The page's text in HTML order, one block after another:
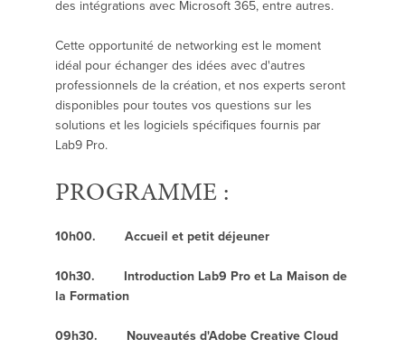
des intégrations avec Microsoft 365, entre autres.
Cette opportunité de networking est le moment
idéal pour échanger des idées avec d'autres
professionnels de la création, et nos experts seront
disponibles pour toutes vos questions sur les
solutions et les logiciels spécifiques fournis par
Lab9 Pro.
PROGRAMME :
10h00. Accueil et petit déjeuner
10h30. Introduction Lab9 Pro et La Maison de
la Formation
09h30. Nouveautés d'Adobe Creative Cloud